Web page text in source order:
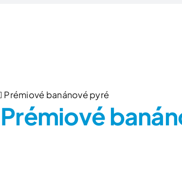
Prémiové banánové pyré
Prémiové